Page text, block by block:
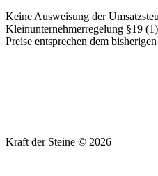
Keine Ausweisung der
Kleinunternehmerregelung §19
Preise entsprechen dem
Kraft der Steine © 2026